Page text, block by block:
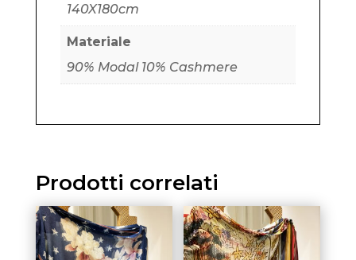
140X180cm
Materiale
90% Modal 10% Cashmere
Prodotti correlati